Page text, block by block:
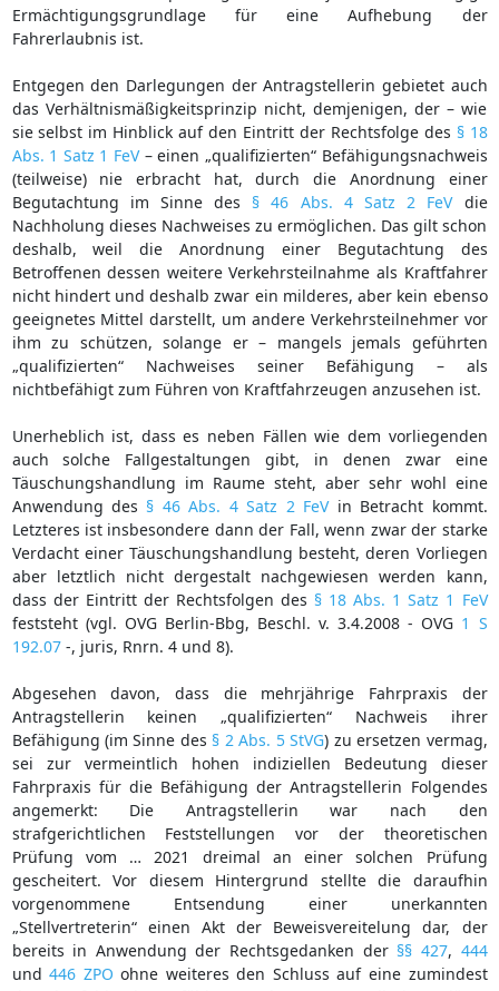
Ermächtigungsgrundlage für eine Aufhebung der
Fahrerlaubnis ist.
Entgegen den Darlegungen der Antragstellerin gebietet auch
das Verhältnismäßigkeitsprinzip nicht, demjenigen, der – wie
sie selbst im Hinblick auf den Eintritt der Rechtsfolge des § 18
Abs. 1 Satz 1 FeV– einen „qualifizierten“ Befähigungsnachweis
(teilweise) nie erbracht hat, durch die Anordnung einer
Begutachtung im Sinne des § 46 Abs. 4 Satz 2 FeVdie
Nachholung dieses Nachweises zu ermöglichen. Das gilt schon
deshalb, weil die Anordnung einer Begutachtung des
Betroffenen dessen weitere Verkehrsteilnahme als Kraftfahrer
nicht hindert und deshalb zwar ein milderes, aber kein ebenso
geeignetes Mittel darstellt, um andere Verkehrsteilnehmer vor
ihm zu schützen, solange er – mangels jemals geführten
„qualifizierten“ Nachweises seiner Befähigung – als
nichtbefähigt zum Führen von Kraftfahrzeugen anzusehen ist.
Unerheblich ist, dass es neben Fällen wie dem vorliegenden
auch solche Fallgestaltungen gibt, in denen zwar eine
Täuschungshandlung im Raume steht, aber sehr wohl eine
Anwendung des § 46 Abs. 4 Satz 2 FeVin Betracht kommt.
Letzteres ist insbesondere dann der Fall, wenn zwar der starke
Verdacht einer Täuschungshandlung besteht, deren Vorliegen
aber letztlich nicht dergestalt nachgewiesen werden kann,
dass der Eintritt der Rechtsfolgen des § 18 Abs. 1 Satz 1 FeV
feststeht (vgl. OVG Berlin-Bbg, Beschl. v. 3.4.2008 - OVG 1 S
192.07-, juris, Rnrn. 4 und 8).
Abgesehen davon, dass die mehrjährige Fahrpraxis der
Antragstellerin keinen „qualifizierten“ Nachweis ihrer
Befähigung (im Sinne des § 2 Abs. 5 StVG) zu ersetzen vermag,
sei zur vermeintlich hohen indiziellen Bedeutung dieser
Fahrpraxis für die Befähigung der Antragstellerin Folgendes
angemerkt: Die Antragstellerin war nach den
strafgerichtlichen Feststellungen vor der theoretischen
Prüfung vom … 2021 dreimal an einer solchen Prüfung
gescheitert. Vor diesem Hintergrund stellte die daraufhin
vorgenommene Entsendung einer unerkannten
„Stellvertreterin“ einen Akt der Beweisvereitelung dar, der
bereits in Anwendung der Rechtsgedanken der §§ 427, 444
und446 ZPO ohne weiteres den Schluss auf eine zumindest